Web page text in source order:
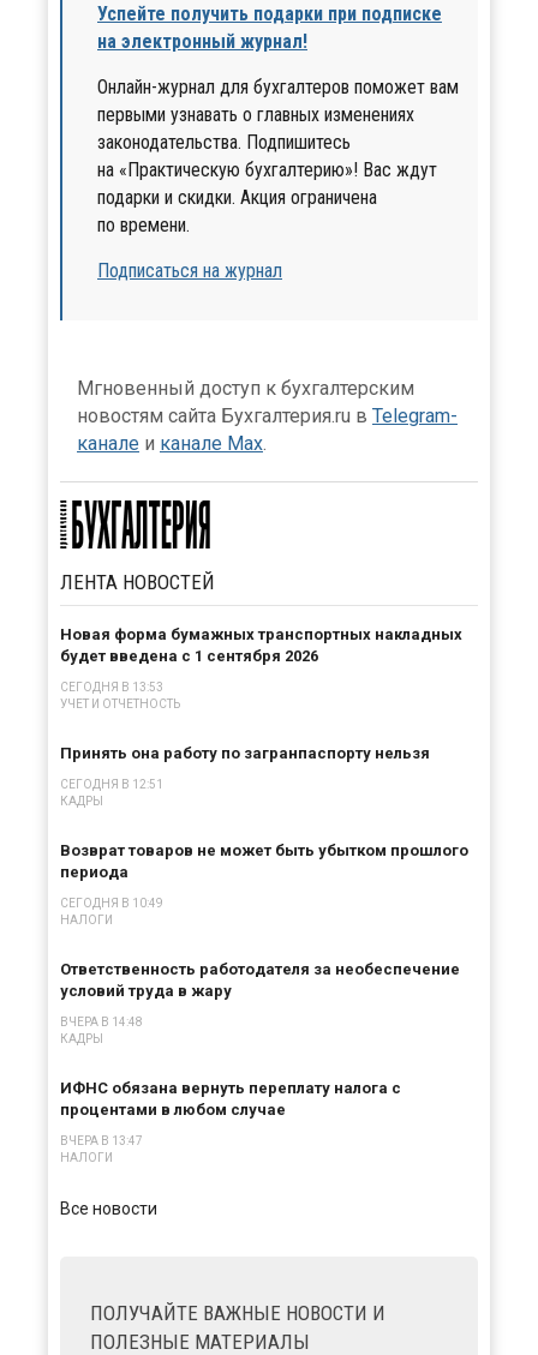
Успейте получить подарки при подписке
на электронный журнал!
Онлайн-журнал для бухгалтеров поможет вам
первыми узнавать о главных изменениях
законодательства. Подпишитесь
на «Практическую бухгалтерию»! Вас ждут
подарки и скидки. Акция ограничена
по времени.
Подписаться на журнал
Мгновенный доступ к бухгалтерским
новостям сайта Бухгалтерия.ru в Telegram-
канале и канале Max
ЛЕНТА НОВОСТЕЙ
Новая форма бумажных транспортных накладных
будет введена с 1 сентября 2026
СЕГОДНЯ В 13:53
УЧЕТ И ОТЧЕТНОСТЬ
Принять она работу по загранпаспорту нельзя
СЕГОДНЯ В 12:51
КАДРЫ
Возврат товаров не может быть убытком прошлого
периода
СЕГОДНЯ В 10:49
НАЛОГИ
Ответственность работодателя за необеспечение
условий труда в жару
ВЧЕРА В 14:48
КАДРЫ
ИФНС обязана вернуть переплату налога с
процентами в любом случае
ВЧЕРА В 13:47
НАЛОГИ
Все новости
ПОЛУЧАЙТЕ ВАЖНЫЕ НОВОСТИ И
ПОЛЕЗНЫЕ МАТЕРИАЛЫ